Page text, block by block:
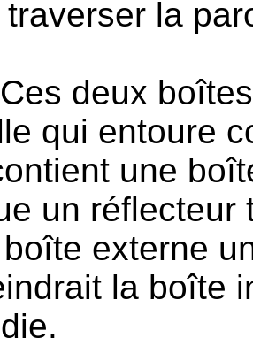
la
Ces deux
qui entoure
une
un réflecteur
externe
la boîte